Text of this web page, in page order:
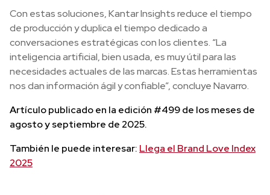
Con estas soluciones, Kantar Insights reduce el tiempo
de producción y duplica el tiempo dedicado a
conversaciones estratégicas con los clientes. “La
inteligencia artificial, bien usada, es muy útil para las
necesidades actuales de las marcas. Estas herramientas
nos dan información ágil y confiable”, concluye Navarro.
Artículo publicado en la edición #499 de los meses de
agosto y septiembre de 2025.
También le puede interesar: Llega el Brand Love Index
2025